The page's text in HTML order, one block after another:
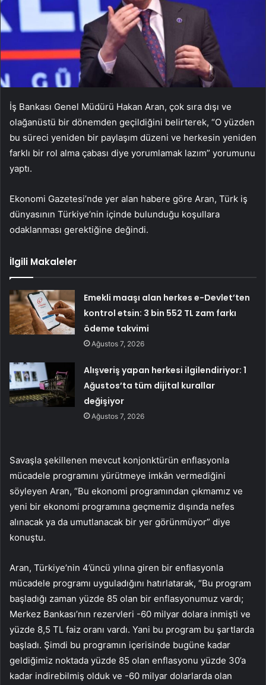
İş Bankası Genel Müdürü Hakan Aran, çok sıra dışı ve
olağanüstü bir dönemden geçildiğini belirterek, “O yüzden
bu süreci yeniden bir paylaşım düzeni ve herkesin yeniden
farklı bir rol alma çabası diye yorumlamak lazım” yorumunu
yaptı.
Ekonomi Gazetesi’nde yer alan habere göre Aran, Türk iş
dünyasının Türkiye’nin içinde bulunduğu koşullara
odaklanması gerektiğine değindi.
İlgili Makaleler
Emekli maaşı alan herkes e-Devlet’ten
kontrol etsin: 3 bin 552 TL zam farkı
ödeme takvimi
Ağustos 7, 2026
Alışveriş yapan herkesi ilgilendiriyor: 1
Ağustos’ta tüm dijital kurallar
değişiyor
Ağustos 7, 2026
Savaşla şekillenen mevcut konjonktürün enflasyonla
mücadele programını yürütmeye imkân vermediğini
söyleyen Aran, “Bu ekonomi programından çıkmamız ve
yeni bir ekonomi programına geçmemiz dışında nefes
alınacak ya da umutlanacak bir yer görünmüyor” diye
konuştu.
Aran, Türkiye’nin 4’üncü yılına giren bir enflasyonla
mücadele programı uyguladığını hatırlatarak, “Bu program
başladığı zaman yüzde 85 olan bir enflasyonumuz vardı;
Merkez Bankası’nın rezervleri -60 milyar dolara inmişti ve
yüzde 8,5 TL faiz oranı vardı. Yani bu program bu şartlarda
başladı. Şimdi bu programın içerisinde bugüne kadar
geldiğimiz noktada yüzde 85 olan enflasyonu yüzde 30’a
kadar indirebilmiş olduk ve -60 milyar dolarlarda olan